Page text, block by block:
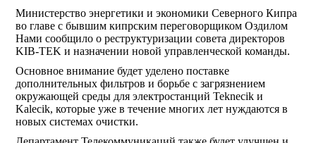
Министерство энергетики и экономики Северного Кипра
во главе с бывшим кипрским переговорщиком Оздилом
Нами сообщило о реструктуризации совета директоров
KIB-TEK и назначении новой управленческой команды.
Основное внимание будет уделено поставке
дополнительных фильтров и борьбе с загрязнением
окружающей среды для электростанций Teknecik и
Kalecik, которые уже в течение многих лет нуждаются в
новых системах очистки.